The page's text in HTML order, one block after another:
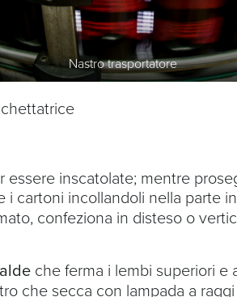
Nastro trasportatore
inscatolate; mentre
i cartoni incollandoli nella parte
confeziona in disteso o
che ferma i lembi superiori
che secca con lampada a raggi